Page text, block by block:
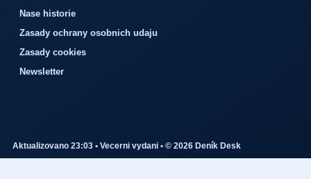
Nase historie
Zasady ochrany osobnich udaju
Zasady cookies
Newsletter
Aktualizovano 23:03 • Vecerni vydani • © 2026 Deník Desk